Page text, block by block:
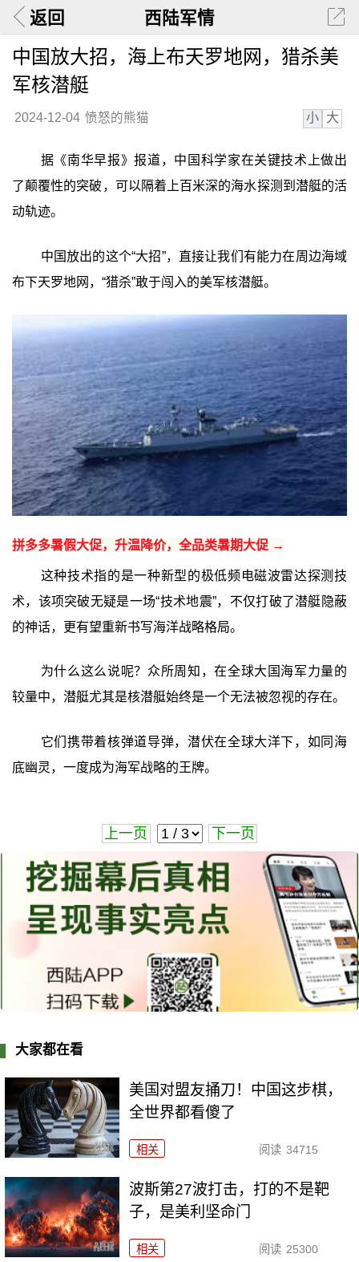
返回 西陆军情
中国放大招，海上布天罗地网，猎杀美
军核潜艇
2024-12-04 愤怒的熊猫 小 大
据《南华早报》报道，中国科学家在关键技术上做出
了颠覆性的突破，可以隔着上百米深的海水探测到潜艇的活
动轨迹。
中国放出的这个“大招”，直接让我们有能力在周边海域
布下天罗地网，“猎杀”敢于闯入的美军核潜艇。
拼多多暑假大促，升温降价，全品类暑期大促 →
这种技术指的是一种新型的极低频电磁波雷达探测技
术，该项突破无疑是一场“技术地震”，不仅打破了潜艇隐蔽
的神话，更有望重新书写海洋战略格局。
为什么这么说呢？众所周知，在全球大国海军力量的
较量中，潜艇尤其是核潜艇始终是一个无法被忽视的存在。
它们携带着核弹道导弹，潜伏在全球大洋下，如同海
底幽灵，一度成为海军战略的王牌。
上一页 下一页
大家都在看
美国对盟友捅刀！中国这步棋，
全世界都看傻了
相关 阅读 34715
波斯第27波打击，打的不是靶
子，是美利坚命门
相关 阅读 25300